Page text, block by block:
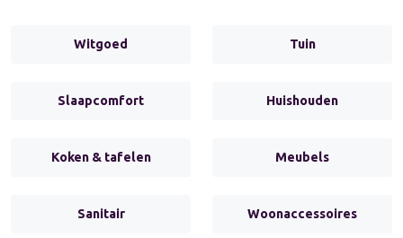
Witgoed Tuin
Slaapcomfort Huishouden
Koken & tafelen Meubels
Sanitair Woonaccessoires